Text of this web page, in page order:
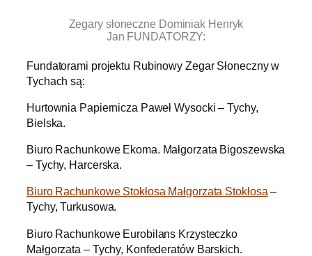
Zegary słoneczne Dominiak Henryk
Jan FUNDATORZY:
Fundatorami projektu Rubinowy Zegar Słoneczny w
Tychach są:
Hurtownia Papiernicza Paweł Wysocki – Tychy,
Bielska.
Biuro Rachunkowe Ekoma. Małgorzata Bigoszewska
– Tychy, Harcerska.
Biuro Rachunkowe Stokłosa Małgorzata Stokłosa –
Tychy, Turkusowa.
Biuro Rachunkowe Eurobilans Krzysteczko
Małgorzata – Tychy, Konfederatów Barskich.